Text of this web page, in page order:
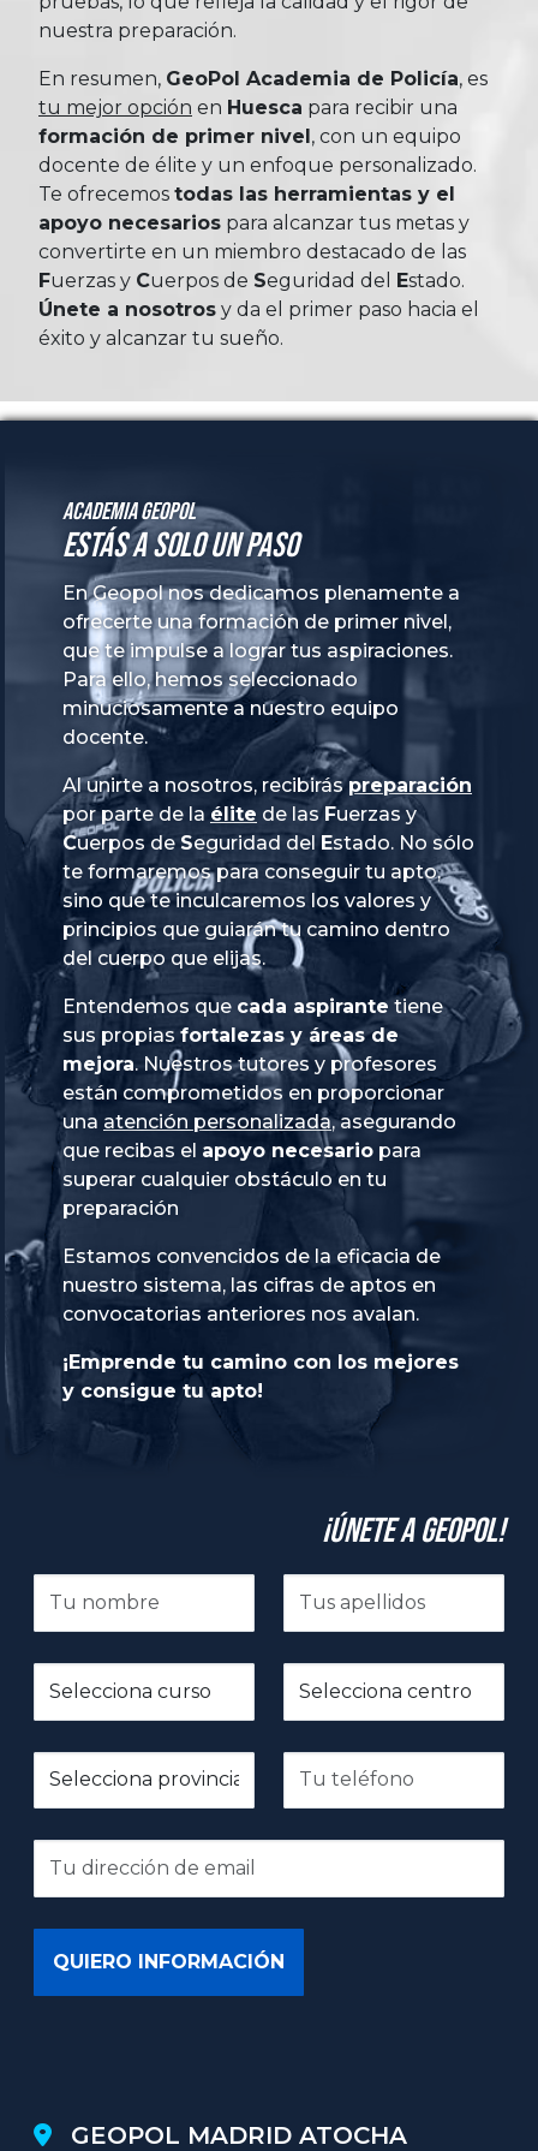
nuestra preparación.
En resumen, GeoPol Academia de Policía, es
tu mejor opción en Huesca para recibir una
formación de primer nivel , con un equipo
docente de élite y un enfoque personalizado.
Te ofrecemos todas las herramientas y el
apoyo necesarios para alcanzar tus metas y
convertirte en un miembro destacado de las
Fuerzas y Cuerpos de Seguridad del Estado.
Únete a nosotros y da el primer paso hacia el
éxito y alcanzar tu sueño.
Academia GeoPol
Estás a solo un paso
En Geopol nos dedicamos plenamente a
ofrecerte una formación de primer nivel,
que te impulse a lograr tus aspiraciones.
Para ello, hemos seleccionado
minuciosamente a nuestro equipo
docente.
Al unirte a nosotros, recibiráspreparación
por parte de la élite de las Fuerzas y
Cuerpos de Seguridad del Estado. No sólo
te formaremos para conseguir tu apto,
sino que te inculcaremos los valores y
principios que guiarán tu camino dentro
del cuerpo que elijas.
Entendemos que cada aspirante tiene
sus propias fortalezas y áreas de
mejora. Nuestros tutores y profesores
están comprometidos en proporcionar
una atención personalizada, asegurando
que recibas el apoyo necesario para
superar cualquier obstáculo en tu
preparación
Estamos convencidos de la eficacia de
nuestro sistema, las cifras de aptos en
convocatorias anteriores nos avalan.
¡Emprende tu camino con los mejores
y consigue tu apto!
¡Únete a GeoPol!
GEOPOL MADRID ATOCHA